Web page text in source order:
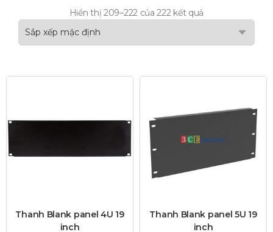
Hiển thị 209–222 của 222 kết quả
Thanh Blank panel 4U 19
inch
Thanh Blank panel 5U 19
inch